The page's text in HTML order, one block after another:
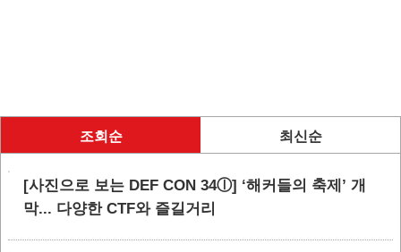
조회순 최신순
[사진으로 보는 DEF CON 34ⓛ] ‘해커들의 축제’ 개
막... 다양한 CTF와 즐길거리